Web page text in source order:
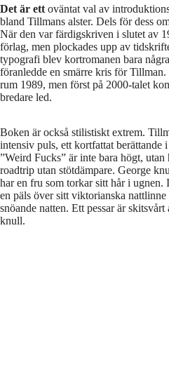
Det är ett oväntat val av
bland Tillmans alster. Dels för dess
När den var färdigskriven i slutet av
förlag, men plockades upp av
typografi blev kortromanen bara
föranledde en smärre kris för
rum 1989, men först på 2000-talet
bredare led.
Boken är också stilistiskt extrem.
intensiv puls, ett kortfattat berättande
”Weird Fucks” är inte bara högt,
roadtrip utan stötdämpare. George
har en fru som torkar sitt hår i ugnen.
en päls över sitt viktorianska
snöande natten. Ett pessar är
knull.